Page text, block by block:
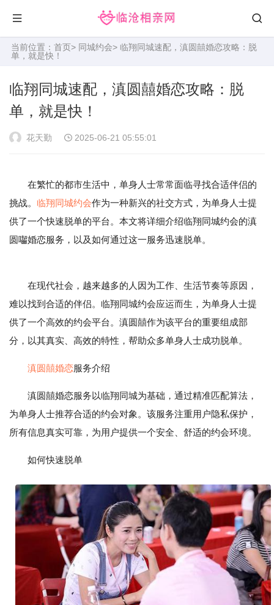
当前位置： 首页> 同城约会> 临翔同城速配，滇圆囍婚恋攻略：脱
单，就是快！
临翔同城速配，滇圆囍婚恋攻略：脱
单，就是快！
花天勤 2025-06-21 05:55:01
在繁忙的都市生活中，单身人士常常面临寻找合适伴侣的
挑战。 临翔同城约会作为一种新兴的社交方式，为单身人士提
供了一个快速脱单的平台。本文将详细介绍临翔同城约会的滇
圆囓婚恋服务，以及如何通过这一服务迅速脱单。
在现代社会，越来越多的人因为工作、生活节奏等原因，
难以找到合适的伴侣。临翔同城约会应运而生，为单身人士提
供了一个高效的约会平台。滇圆囍作为该平台的重要组成部
分，以其真实、高效的特性，帮助众多单身人士成功脱单。
滇圆囍婚恋服务介绍
滇圆囍婚恋服务以临翔同城为基础，通过精准匹配算法，
为单身人士推荐合适的约会对象。该服务注重用户隐私保护，
所有信息真实可靠，为用户提供一个安全、舒适的约会环境。
如何快速脱单